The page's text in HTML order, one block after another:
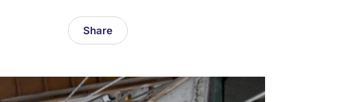
Share